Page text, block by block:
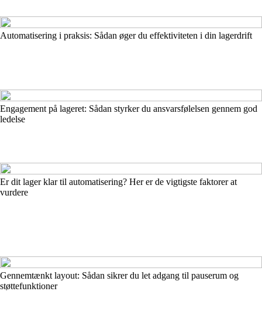
Automatisering i praksis: Sådan øger du effektiviteten i din lagerdrift
Engagement på lageret: Sådan styrker du ansvarsfølelsen gennem god
ledelse
Er dit lager klar til automatisering? Her er de vigtigste faktorer at
vurdere
Gennemtænkt layout: Sådan sikrer du let adgang til pauserum og
støttefunktioner